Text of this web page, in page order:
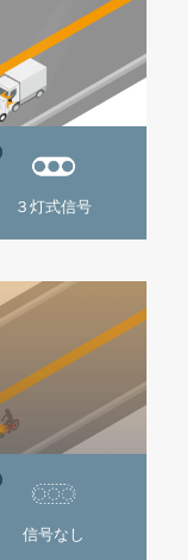
３灯式信号
信号なし